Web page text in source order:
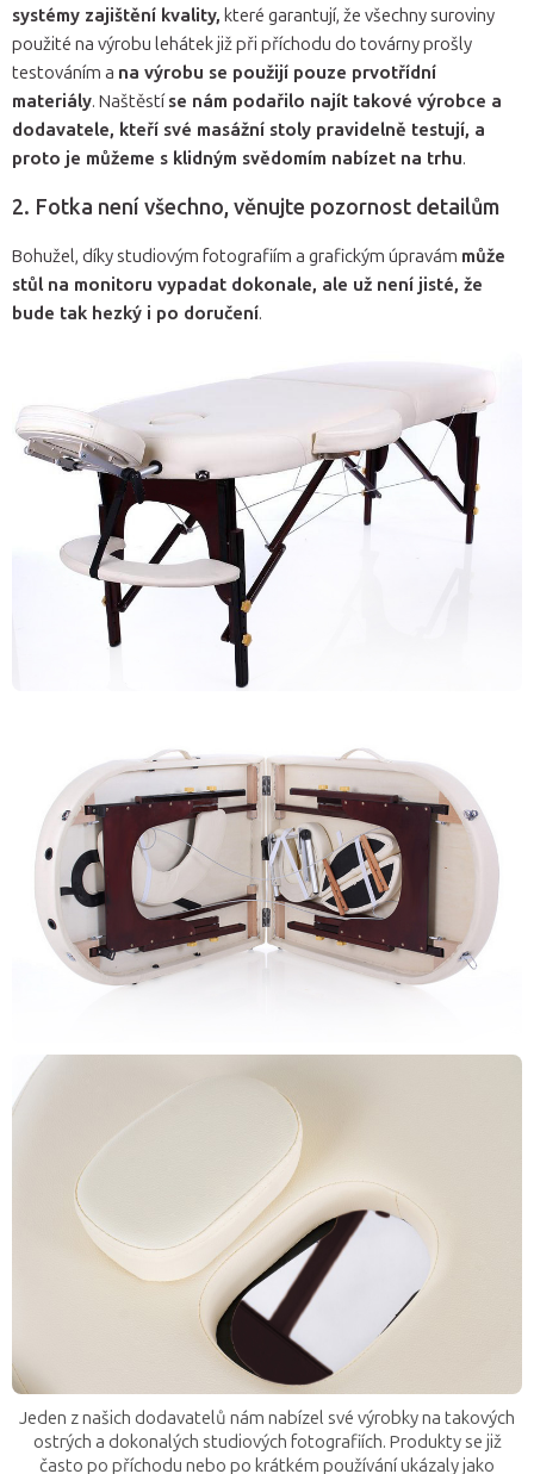
systémy zajištění kvality, které garantují, že všechny suroviny
použité na výrobu lehátek již při příchodu do továrny prošly
testováním a na výrobu se použijí pouze prvotřídní
materiály. Naštěstíse nám podařilo najít takové výrobce a
dodavatele, kteří své masážní stoly pravidelně testují, a
proto je můžeme s klidným svědomím nabízet na trhu.
2. Fotka není všechno, věnujte pozornost detailům
Bohužel, díky studiovým fotografiím a grafickým úpravám může
stůl na monitoru vypadat dokonale, ale už není jisté, že
bude tak hezký i po doručení.
Jeden z našich dodavatelů nám nabízel své výrobky na takových
ostrých a dokonalých studiových fotografiích. Produkty se již
často po příchodu nebo po krátkém používání ukázaly jako